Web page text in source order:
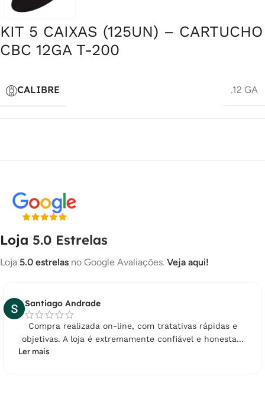
KIT 5 CAIXAS (125UN) – CARTUCHO
CBC 12GA T-200
CALIBRE .12 GA
Loja 5.0 Estrelas
Loja 5.0 estrelas no Google Avaliações. Veja aqui!
Santiago Andrade
Compra realizada on-line, com tratativas rápidas e
objetivas. A loja é extremamente confiável e honesta...
Ler mais